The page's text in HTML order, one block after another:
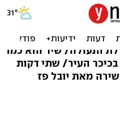
שבין
הנעולה/ שיר הוא כמו
העיר/ שתי דקות
מאת יובל פז